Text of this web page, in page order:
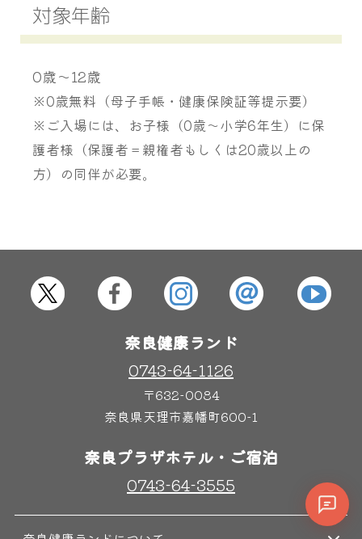
対象年齢
0歳〜12歳
※0歳無料（母子手帳・健康保険証等提示要）
※ご入場には、お子様（0歳〜小学6年生）に保
護者様（保護者＝親権者もしくは20歳以上の
方）の同伴が必要。
奈良健康ランド
0743-64-1126
〒632-0084
奈良県天理市嘉幡町600-1
奈良プラザホテル・ご宿泊
0743-64-3555